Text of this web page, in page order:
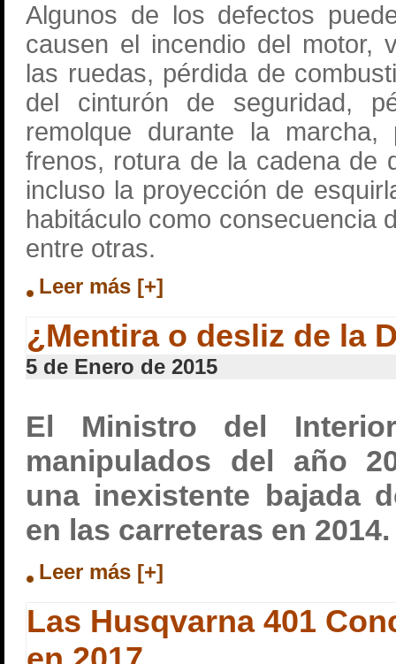
Algunos de los defectos
causen el incendio del motor,
las ruedas, pérdida de
del cinturón de seguridad,
remolque durante la
frenos, rotura de la cadena de
incluso la proyección de
habitáculo como consecuencia
entre otras.
Leer más [+]
¿Mentira o desliz de la
5 de Enero de 2015
El Ministro del
manipulados del año
una inexistente bajada
en las carreteras en 2014.
Leer más [+]
Las Husqvarna 401